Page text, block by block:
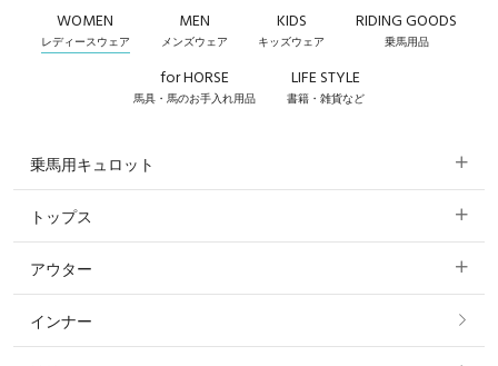
WOMEN
レディースウェア
MEN
メンズウェア
KIDS
キッズウェア
RIDING GOODS
乗馬用品
for HORSE
馬具・馬のお手入れ用品
LIFE STYLE
書籍・雑貨など
乗馬用キュロット
すべてのキュロット
フルグリップ・尻革 キュロット
ニーグリップ・膝革 キュロット
トップス
すべてのトップス
ポロシャツ
アウター
すべてのアウター
インナー